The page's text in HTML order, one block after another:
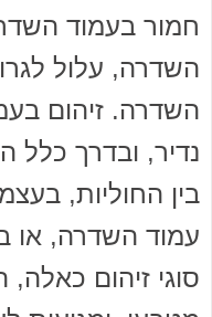
חמור בעמוד
השדרה, עלול
השדרה. זיהום
נדיר, ובדרך כלל
בין החוליות,
עמוד השדרה, או
סוגי זיהום